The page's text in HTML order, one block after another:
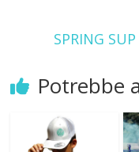
SPRING
Potrebbe